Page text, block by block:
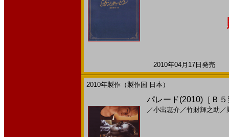
2010年04月17日発売
2010年製作（製作国 日本）
パレード(2010)［Ｂ
／小出恵介 ／竹財輝之助 ／